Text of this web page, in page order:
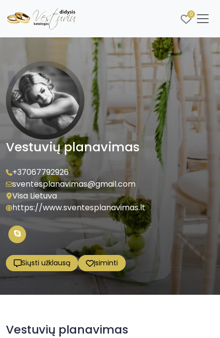
0
Vestuvių planavimas
+37067792926
sventesplanavimas@gmail.com
Visa Lietuva
https://www.sventesplanavimas.lt
Siųsti užklausą Įsiminti
Vestuvių planavimas